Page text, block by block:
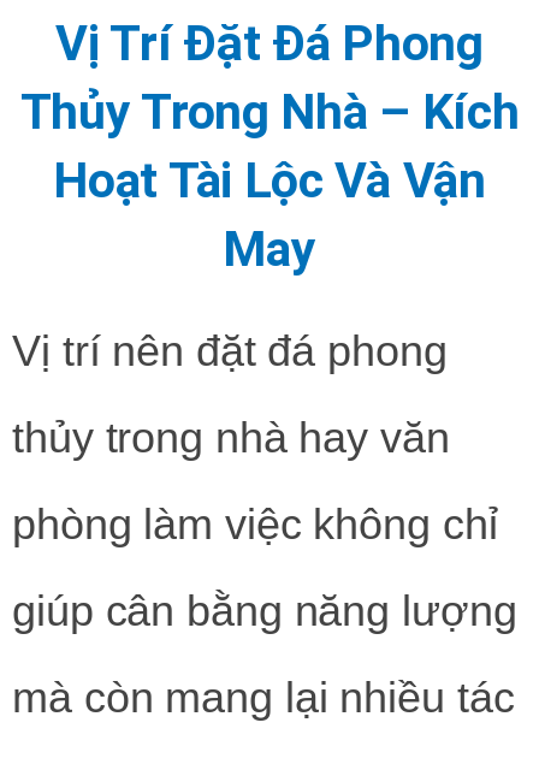
Vị Trí Đặt Đá Phong
Thủy Trong Nhà – Kích
Hoạt Tài Lộc Và Vận
May
Vị trí nên đặt đá phong
thủy trong nhà hay văn
phòng làm việc không chỉ
giúp cân bằng năng lượng
mà còn mang lại nhiều tác